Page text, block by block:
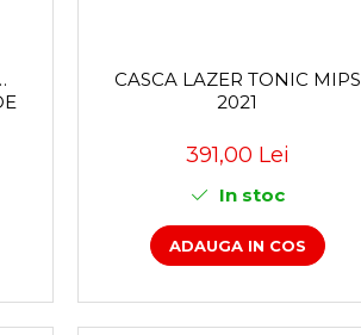
CASCA LAZER TONIC MIPS
2021
391,00 Lei
In stoc
ADAUGA IN COS